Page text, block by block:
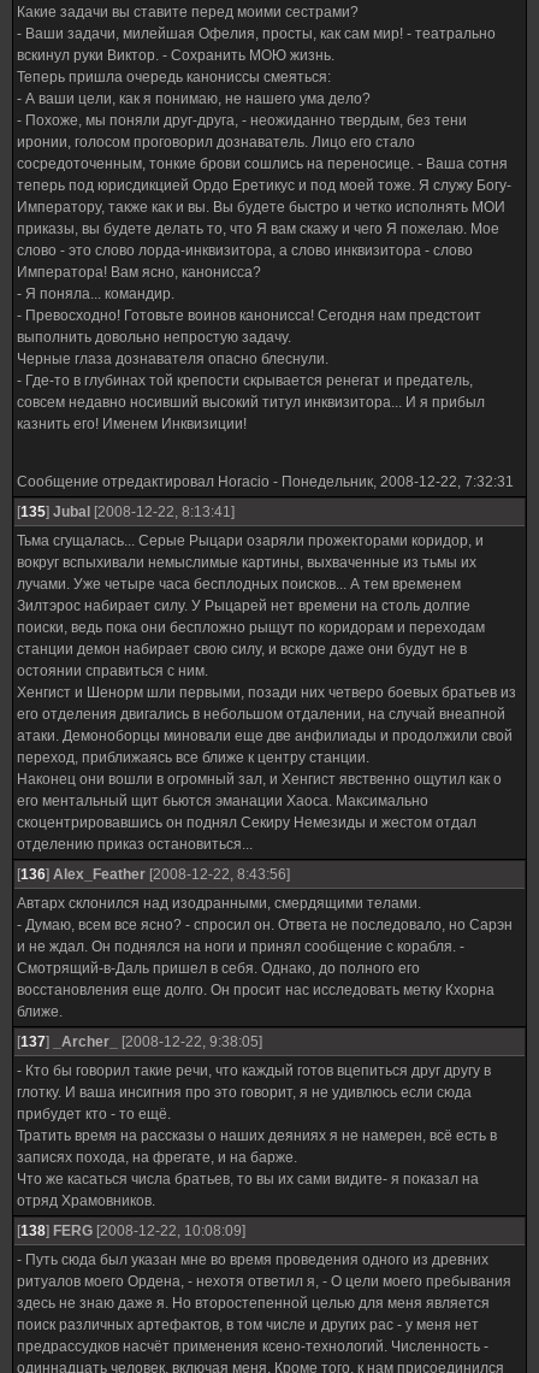
Какие задачи вы ставите перед моими сестрами?
- Ваши задачи, милейшая Офелия, просты, как сам мир! - театрально
вскинул руки Виктор. - Сохранить МОЮ жизнь.
Теперь пришла очередь канониссы смеяться:
- А ваши цели, как я понимаю, не нашего ума дело?
- Похоже, мы поняли друг-друга, - неожиданно твердым, без тени
иронии, голосом проговорил дознаватель. Лицо его стало
сосредоточенным, тонкие брови сошлись на переносице. - Ваша сотня
теперь под юрисдикцией Ордо Еретикус и под моей тоже. Я служу Богу-
Императору, также как и вы. Вы будете быстро и четко исполнять МОИ
приказы, вы будете делать то, что Я вам скажу и чего Я пожелаю. Мое
слово - это слово лорда-инквизитора, а слово инквизитора - слово
Императора! Вам ясно, канонисса?
- Я поняла... командир.
- Превосходно! Готовьте воинов канонисса! Сегодня нам предстоит
выполнить довольно непростую задачу.
Черные глаза дознавателя опасно блеснули.
- Где-то в глубинах той крепости скрывается ренегат и предатель,
совсем недавно носивший высокий титул инквизитора... И я прибыл
казнить его! Именем Инквизиции!
Сообщение отредактировал Horacio - Понедельник, 2008-12-22, 7:32:31
[135] Jubal [2008-12-22, 8:13:41]
Тьма сгущалась... Серые Рыцари озаряли прожекторами коридор, и
вокруг вспыхивали немыслимые картины, выхваченные из тьмы их
лучами. Уже четыре часа бесплодных поисков... А тем временем
Зилтэрос набирает силу. У Рыцарей нет времени на столь долгие
поиски, ведь пока они беспложно рыщут по коридорам и переходам
станции демон набирает свою силу, и вскоре даже они будут не в
остоянии справиться с ним.
Хенгист и Шенорм шли первыми, позади них четверо боевых братьев из
его отделения двигались в небольшом отдалении, на случай внеапной
атаки. Демоноборцы миновали еще две анфилиады и продолжили свой
переход, приближаясь все ближе к центру станции.
Наконец они вошли в огромный зал, и Хенгист явственно ощутил как о
его ментальный щит бьются эманации Хаоса. Максимально
скоцентрировавшись он поднял Секиру Немезиды и жестом отдал
отделению приказ остановиться...
[136] Alex_Feather [2008-12-22, 8:43:56]
Автарх склонился над изодранными, смердящими телами.
- Думаю, всем все ясно? - спросил он. Ответа не последовало, но Сарэн
и не ждал. Он поднялся на ноги и принял сообщение с корабля. -
Смотрящий-в-Даль пришел в себя. Однако, до полного его
восстановления еще долго. Он просит нас исследовать метку Кхорна
ближе.
[137] _Archer_
[2008-12-22, 9:38:05]
- Кто бы говорил такие речи, что каждый готов вцепиться друг другу в
глотку. И ваша инсигния про это говорит, я не удивлюсь если сюда
прибудет кто - то ещё.
Тратить время на рассказы о наших деяниях я не намерен, всё есть в
записях похода, на фрегате, и на барже.
Что же касаться числа братьев, то вы их сами видите- я показал на
отряд Храмовников.
[138] FERG [2008-12-22, 10:08:09]
- Путь сюда был указан мне во время проведения одного из древних
ритуалов моего Ордена, - нехотя ответил я, - О цели моего пребывания
здесь не знаю даже я. Но второстепенной целью для меня является
поиск различных артефактов, в том числе и других рас - у меня нет
предрассудков насчёт применения ксено-технологий. Численность -
одиннадцать человек, включая меня. Кроме того, к нам присоединился